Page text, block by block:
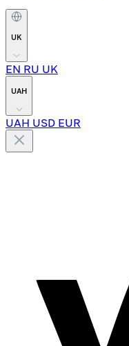
UK
EN RU UK
UAH
UAH USD EUR